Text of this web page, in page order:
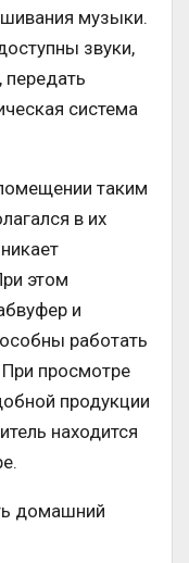
музыки.
звуки,
система
таким
в их
этом
и
работать
просмотре
продукции
находится